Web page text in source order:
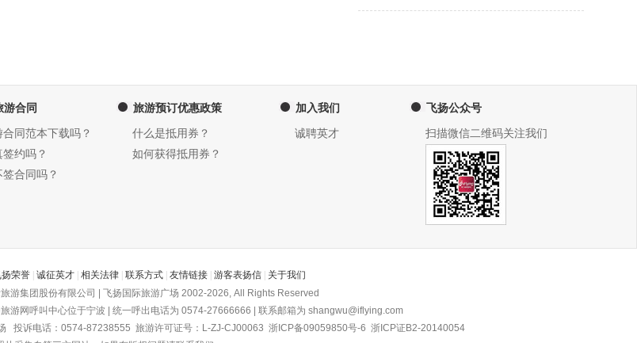
游合同
同范本下载吗？
约吗？
合同吗？
旅游预订优惠政策
什么是抵用券？
如何获得抵用券？
加入我们
诚聘英才
飞扬公众号
扫描微信二维码关注我们
荣誉 诚征英才 相关法律 联系方式 友情链接 游客表扬信
关于我们
游集团股份有限公司 | 飞扬国际旅游广场 2002-2026, All Rights Reserved
游网呼叫中心位于宁波 | 统一呼出电话为 0574-27666666 | 联系邮箱为 shangwu@iflying.com
投诉电话：0574-87238555 旅游许可证号：L-ZJ-CJ00063 浙ICP备09059850号-6 浙ICP证B2-20140054